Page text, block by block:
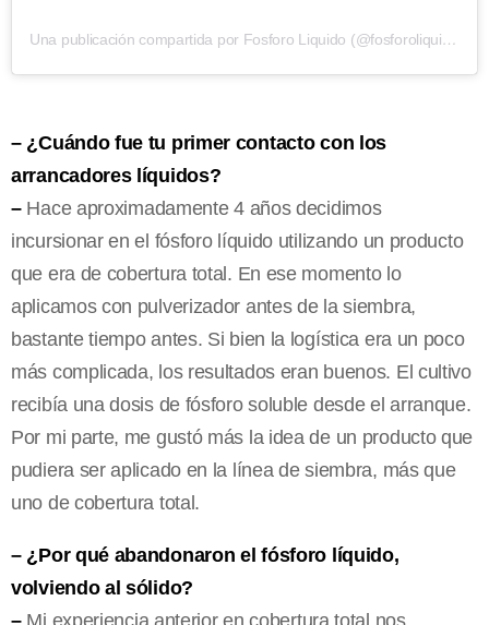
Una publicación compartida por Fosforo Liquido (@fosforoliquido_map_liquido)
– ¿Cuándo fue tu primer contacto con los
arrancadores líquidos?
–Hace aproximadamente 4 años decidimos
incursionar en el fósforo líquido utilizando un producto
que era de cobertura total. En ese momento lo
aplicamos con pulverizador antes de la siembra,
bastante tiempo antes. Si bien la logística era un poco
más complicada, los resultados eran buenos. El cultivo
recibía una dosis de fósforo soluble desde el arranque.
Por mi parte, me gustó más la idea de un producto que
pudiera ser aplicado en la línea de siembra, más que
uno de cobertura total.
– ¿Por qué abandonaron el fósforo líquido,
volviendo al sólido?